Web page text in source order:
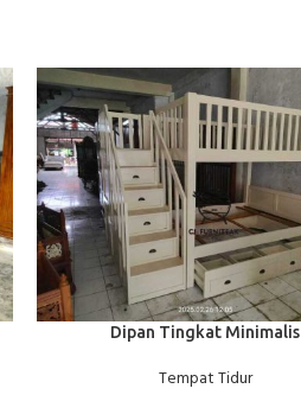
BACA SELENGKAPNYA
Dipan Tingkat Minimalis
Tempat Tidur